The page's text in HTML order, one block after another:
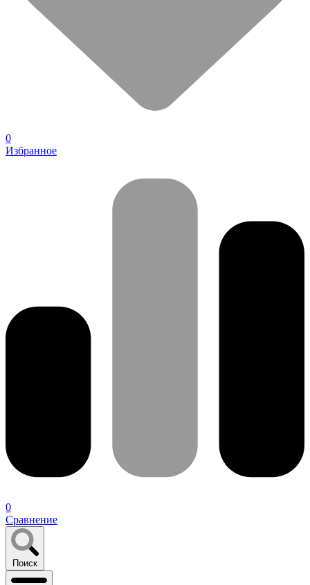
0
Избранное
0
Сравнение
Поиск